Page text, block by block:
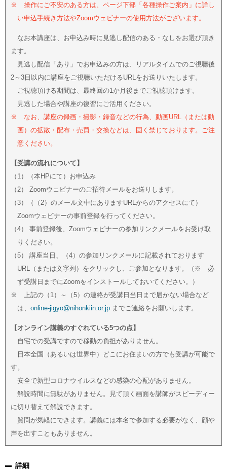
※ 操作にご不安のある方は、ページ下部「各種操作ご案内」に詳し
い申込手続き方法やZoomウェビナーの使用方法がございます。
なお本講座は、お申込み時に見逃し配信のある・なしをお選び頂き
ます。
見逃し配信「あり」でお申込みの方は、リアルタイムでのご視聴後
2～3日以内に講座をご視聴いただけるURLをお送りいたします。
ご視聴頂ける期間は、最終回の1か月後までご視聴頂けます。
見逃した場合や講座の復習にご活用ください。
※ なお、講座の録画・撮影・録音などの行為、動画URL（または動
画）の拡散・配布・売買・交換などは、固く禁じております。ご注
意ください。
【受講の流れについて】
（1）（本HPにて）お申込み
（2） Zoomウェビナーのご招待メールをお送りします。
（3）（（2）のメール文中にありますURLからのアクセスにて）
Zoomウェビナーの事前登録を行ってください。
（4） 事前登録後、Zoomウェビナーの参加リンクメールをお受け取
りください。
（5） 講座当日、（4）の参加リンクメールに記載されております
URL（または文字列）をクリックし、ご参加となります。（※ 必
ず受講日までにZoomをインストールしておいてください。）
※ 上記の（1）～（5）の連絡が受講日当日まで届かない場合など
は、 online-jigyo@nihonkiin.or.jp までご連絡をお願いします。
【オンライン講義のすぐれている5つの点】
自宅での受講ですので移動の負担がありません。
日本全国（あるいは世界中）どこにお住まいの方でも受講が可能で
す。
安全で新型コロナウイルスなどの感染の心配がありません。
解説時間に無駄がありません。見て頂く画面を講師がスピーディー
に切り替えて解説できます。
質問が気軽にできます。講義には本名で参加する必要がなく、顔や
声を出すこともありません。
詳細